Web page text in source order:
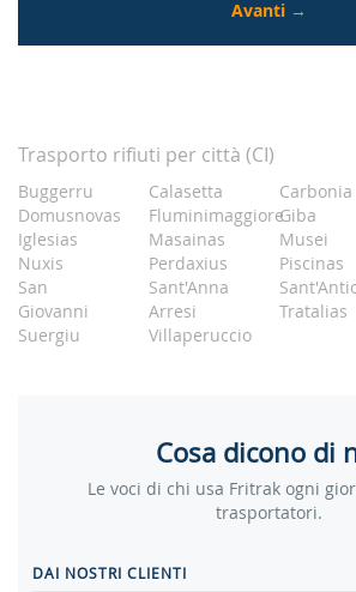
Trasporto rifiuti per città (CI)
Buggerru Calasetta Carbonia
Domusnovas
FluminimaggioreGiba
Iglesias
Masainas Musei
Nuxis
Perdaxius Piscinas
San
Giovanni
Suergiu
Sant'Anna
Arresi
Tratalias
Villaperuccio
Cosa dicono di
Le voci di chi usa Fritrak ogni
trasportatori.
DAI NOSTRI CLIENTI